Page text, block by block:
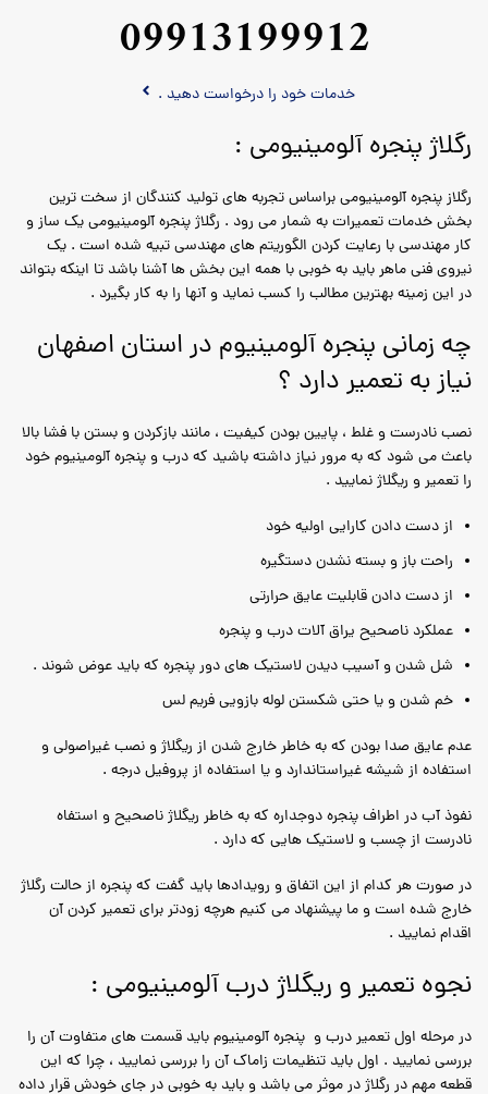
09913199912
خدمات خود را درخواست دهید .
رگلاژ پنجره آلومینیومی :
رگلاز پنجره آلومینیومی براساس تجربه های تولید کنندگان از سخت ترین
بخش خدمات تعمیرات به شمار می رود . رگلاژ پنجره آلومینیومی یک ساز و
کار مهندسی با رعایت کردن الگوریتم های مهندسی تبیه شده است . یک
نیروی فنی ماهر باید به خوبی با همه این بخش ها آشنا باشد تا اینکه بتواند
در این زمینه بهترین مطالب را کسب نماید و آنها را به کار بگیرد .
چه زمانی پنجره آلومینیوم در استان اصفهان
نیاز به تعمیر دارد ؟
نصب نادرست و غلط ، پایین بودن کیفیت ، مانند بازکردن و بستن با فشا بالا
باعث می شود که به مرور نیاز داشته باشید که درب و پنجره آلومینیوم خود
را تعمیر و ریگلاژ نمایید .
از دست دادن کارایی اولیه خود
راحت باز و بسته نشدن دستگیره
از دست دادن قابلیت عایق حرارتی
عملکرد ناصحیح یراق آلات درب و پنجره
شل شدن و آسیب دیدن لاستیک های دور پنجره که باید عوض شوند .
خم شدن و یا حتی شکستن لوله بازویی فریم لس
عدم عایق صدا بودن که به خاطر خارج شدن از ریگلاژ و نصب غیراصولی و
استفاده از شیشه غیراستاندارد و یا استفاده از پروفیل درجه .
نفوذ آب در اطراف پنجره دوجداره که به خاطر ریگلاژ ناصحیح و استفاه
نادرست از چسب و لاستیک هایی که دارد .
در صورت هر کدام از این اتفاق و رویدادها باید گفت که پنجره از حالت رگلاژ
خارج شده است و ما پیشنهاد می کنیم هرچه زودتر برای تعمیر کردن آن
اقدام نمایید .
نجوه تعمیر و ریگلاژ درب آلومینیومی :
در مرحله اول تعمیر درب و پنجره آلومینیوم باید قسمت های متفاوت آن را
بررسی نمایید . اول باید تنظیمات زاماک آن را بررسی نمایید ، چرا که این
قطعه مهم در رگلاژ در موثر می باشد و باید به خوبی در جای خودش قرار داده